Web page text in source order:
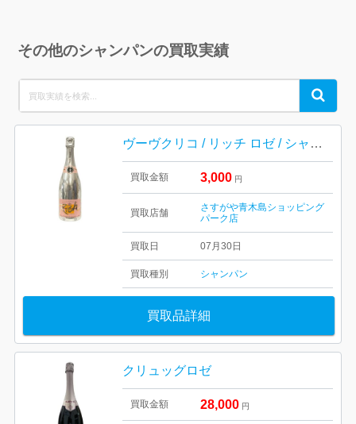
その他のシャンパンの買取実績
for:
Search
ヴーヴクリコ / リッチ ロゼ / シャンパン
買取金額 3,000 円
買取店舗
さすがや青木島ショッピング
パーク店
買取日 07月30日
買取種別 シャンパン
買取品詳細
クリュッグロゼ
買取金額 28,000 円